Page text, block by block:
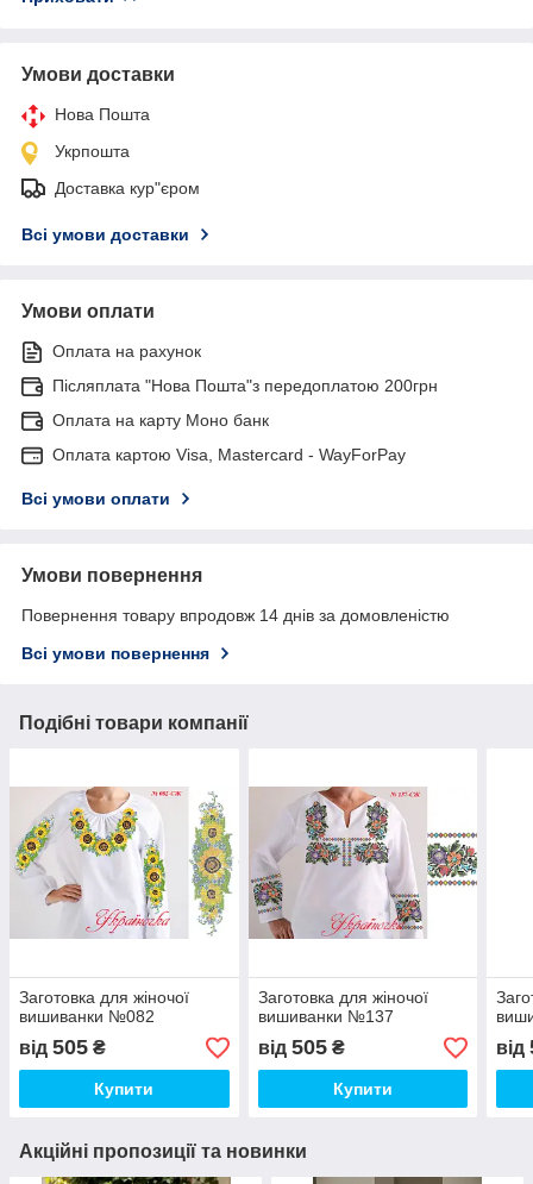
Умови доставки
Нова Пошта
Укрпошта
Доставка кур"єром
Всі умови доставки
Умови оплати
Оплата на рахунок
Післяплата "Нова Пошта"з передоплатою 200грн
Оплата на карту Моно банк
Оплата картою Visa, Mastercard - WayForPay
Всі умови оплати
Умови повернення
Повернення товару впродовж 14 днів за домовленістю
Всі умови повернення
Подібні товари компанії
Заготовка для жіночої
вишиванки №082
від 505 ₴
Купити
Заготовка для жіночої
вишиванки №137
від 505₴
Купити
від
Акційні пропозиції та новинки